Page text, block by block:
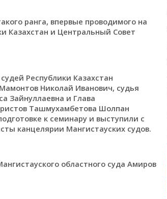
ранга, впервые проводимого на
Казахстан и Центральный Совет
Республики Казахстан
Николай Иванович, судья
Зайнуллаевна и Глава
Ташмухамбетова Шолпан
к семинару и выступили с
канцелярии Мангистауских судов.
областного суда Амиров